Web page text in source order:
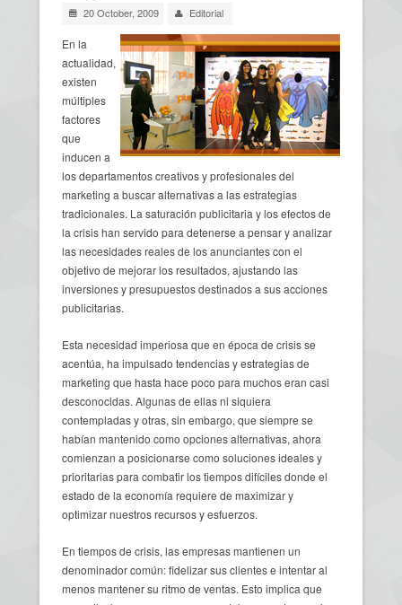
20 October, 2009 Editorial
En la
actualidad,
existen
múltiples
factores
que
inducen a
los departamentos creativos y profesionales del
marketing a buscar alternativas a las estrategias
tradicionales. La saturación publicitaria y los efectos de
la crisis han servido para detenerse a pensar y analizar
las necesidades reales de los anunciantes con el
objetivo de mejorar los resultados, ajustando las
inversiones y presupuestos destinados a sus acciones
publicitarias.
Esta necesidad imperiosa que en época de crisis se
acentúa, ha impulsado tendencias y estrategias de
marketing que hasta hace poco para muchos eran casi
desconocidas. Algunas de ellas ni siquiera
contempladas y otras, sin embargo, que siempre se
habían mantenido como opciones alternativas, ahora
comienzan a posicionarse como soluciones ideales y
prioritarias para combatir los tiempos difíciles donde el
estado de la economía requiere de maximizar y
optimizar nuestros recursos y esfuerzos.
En tiempos de crisis, las empresas mantienen un
denominador común: fidelizar sus clientes e intentar al
menos mantener su ritmo de ventas. Esto implica que